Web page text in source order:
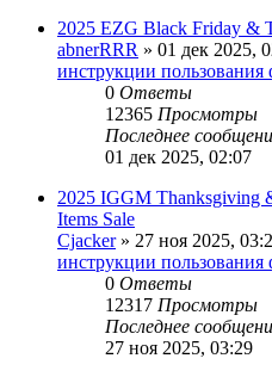
2025 EZG Black Friday &
abnerRRR » 01 дек 2025,
инструкции
0 Ответы
12365 Просмотры
Последнее
01 дек 2025, 02:07
2025 IGGM Thanksgiving
Items Sale
Cjacker» 27 ноя 2025,
инструкции
0 Ответы
12317 Просмотры
Последнее
27 ноя 2025, 03:29